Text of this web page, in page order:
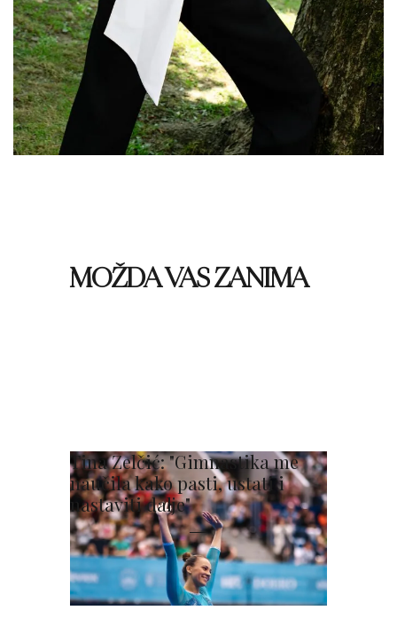
MOŽDA VAS ZANIMA
Tina Zelčić: "Gimnastika me
naučila kako pasti, ustati i
nastaviti dalje"